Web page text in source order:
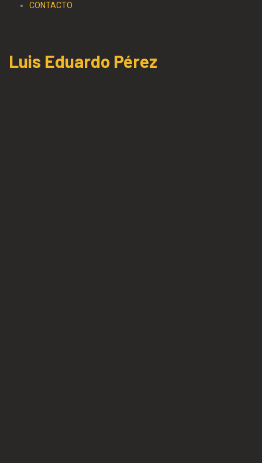
CONTACTO
Luis Eduardo Pérez